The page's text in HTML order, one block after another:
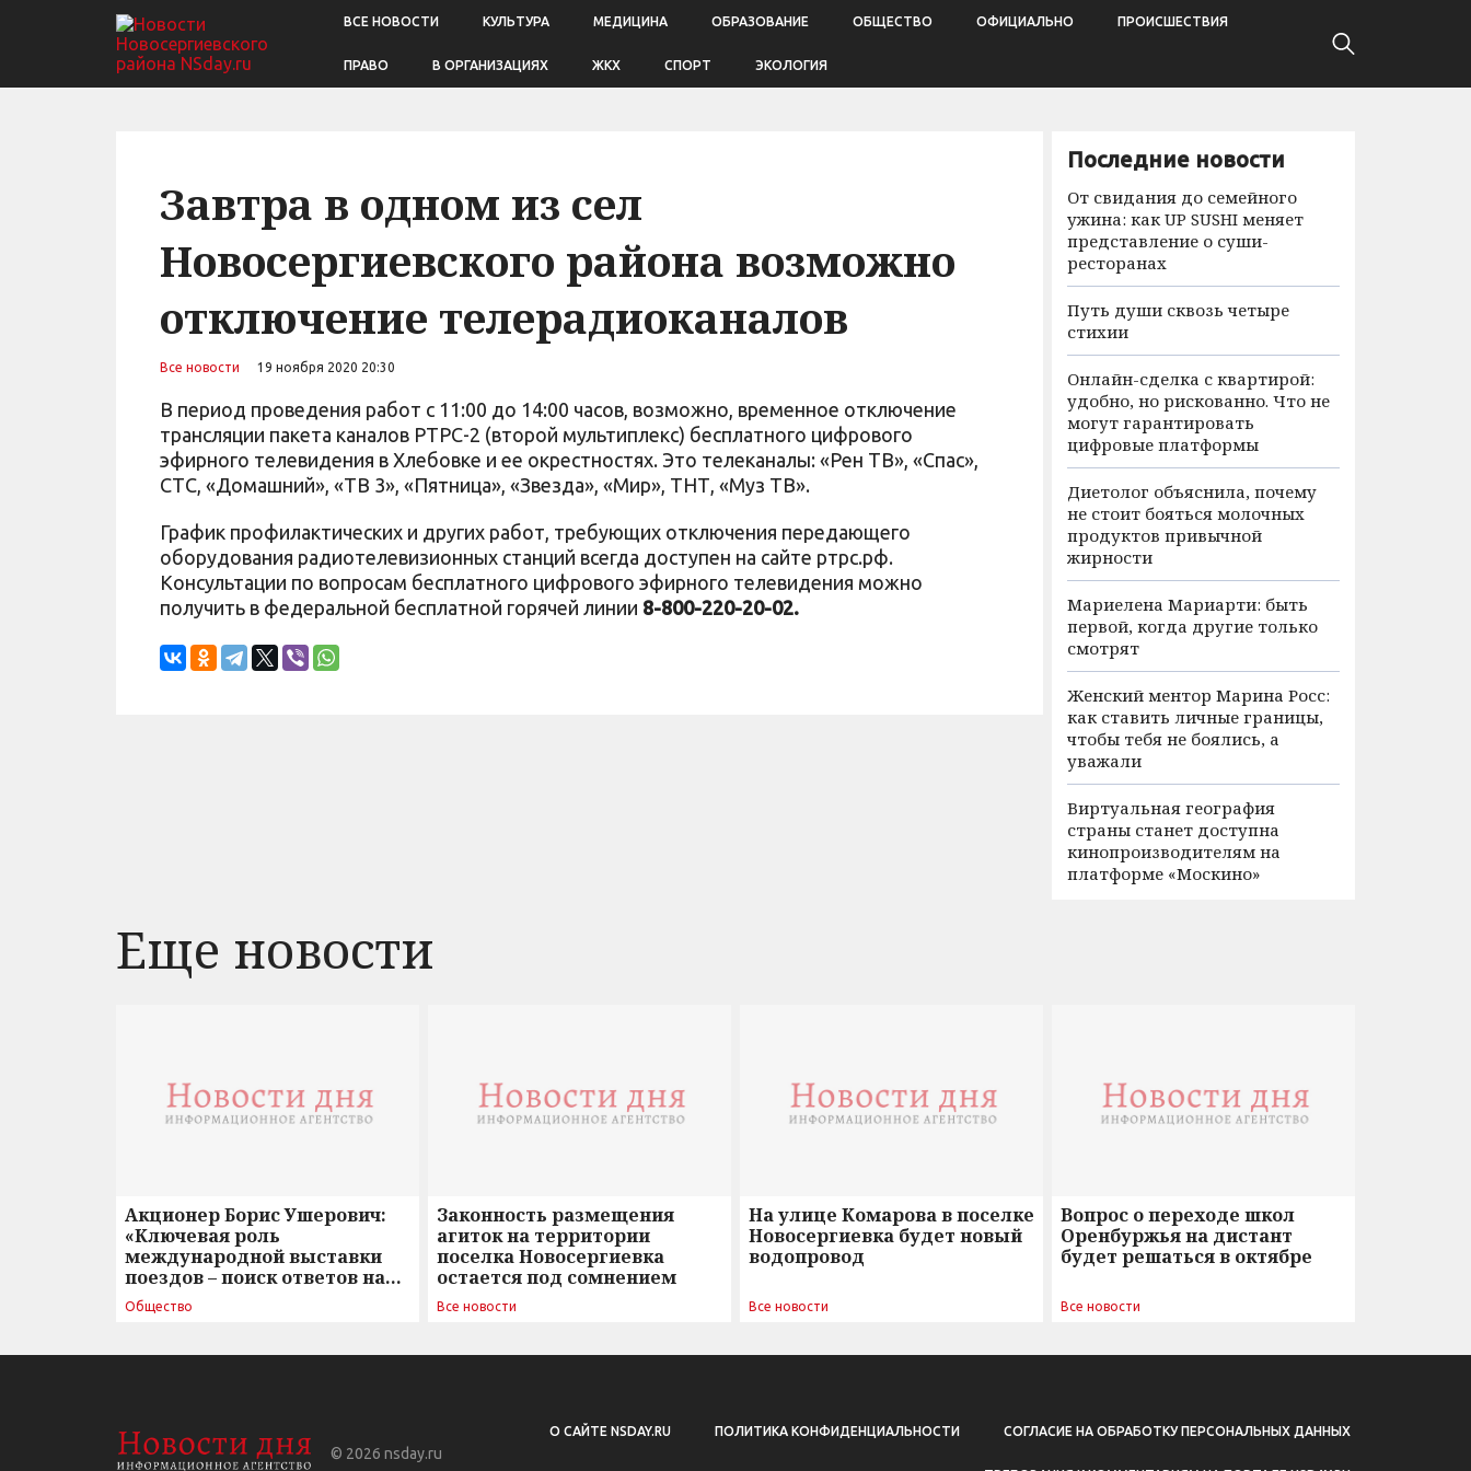
ВСЕ НОВОСТИ КУЛЬТУРА МЕДИЦИНА ОБРАЗОВАНИЕ ОБЩЕСТВО ОФИЦИАЛЬНО ПРОИСШЕСТВИЯ
ПРАВО В ОРГАНИЗАЦИЯХ ЖКХ СПОРТ ЭКОЛОГИЯ
Завтра в одном из сел
Новосергиевского района возможно
отключение телерадиоканалов
Все новости 19 ноября 2020 20:30
В период проведения работ с 11:00 до 14:00 часов, возможно, временное отключение
трансляции пакета каналов РТРС-2 (второй мультиплекс) бесплатного цифрового
эфирного телевидения в Хлебовке и ее окрестностях. Это телеканалы: «Рен ТВ», «Спас»,
СТС, «Домашний», «ТВ 3», «Пятница», «Звезда», «Мир», ТНТ, «Муз ТВ».
График профилактических и других работ, требующих отключения передающего
оборудования радиотелевизионных станций всегда доступен на сайте ртрс.рф.
Консультации по вопросам бесплатного цифрового эфирного телевидения можно
получить в федеральной бесплатной горячей линии 8-800-220-20-02.
Последние новости
От свидания до семейного
ужина: как UP SUSHI меняет
представление о суши-
ресторанах
Путь души сквозь четыре
стихии
Онлайн-сделка с квартирой:
удобно, но рискованно. Что не
могут гарантировать
цифровые платформы
Диетолог объяснила, почему
не стоит бояться молочных
продуктов привычной
жирности
Мариелена Мариарти: быть
первой, когда другие только
смотрят
Женский ментор Марина Росс:
как ставить личные границы,
чтобы тебя не боялись, а
уважали
Виртуальная география
страны станет доступна
кинопроизводителям на
платформе «Москино»
Еще новости
Акционер Борис Ушерович:
«Ключевая роль
международной выставки
поездов – поиск ответов на
вызовы времени»
Общество
Законность размещения
агиток на территории
поселка Новосергиевка
остается под сомнением
Все новости
На улице Комарова в поселке
Новосергиевка будет новый
водопровод
Все новости
Вопрос о переходе школ
Оренбуржья на дистант
будет решаться в октябре
Все новости
© 2026 nsday.ru
О САЙТЕ NSDAY.RU ПОЛИТИКА КОНФИДЕНЦИАЛЬНОСТИ СОГЛАСИЕ НА ОБРАБОТКУ ПЕРСОНАЛЬНЫХ ДАННЫХ